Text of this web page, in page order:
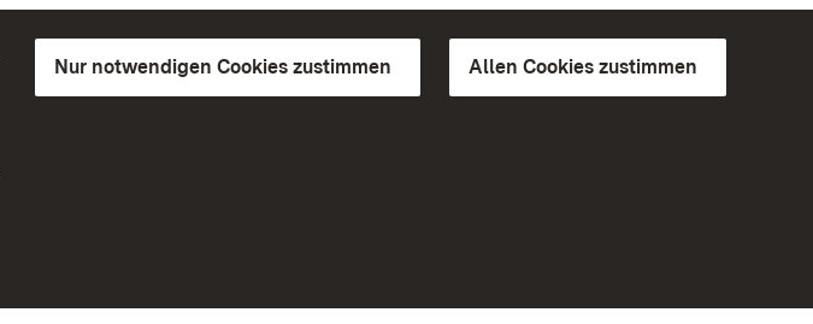
Nur notwendigen Cookies zustimmen Allen Cookies zustimmen